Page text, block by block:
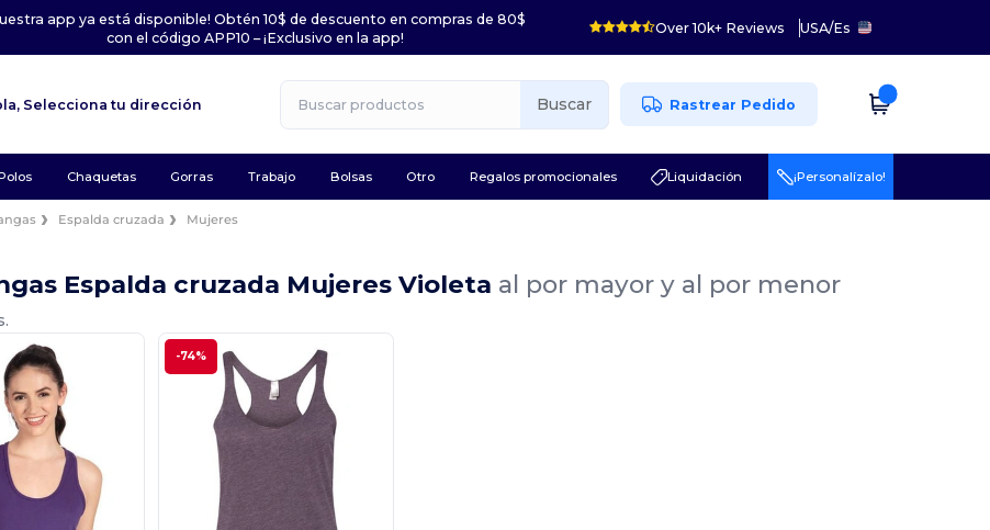
app ya está disponible! Obtén 10$ de descuento en compras de 80$
con el código APP10 – ¡Exclusivo en la app!
Over 10k+ Reviews USA/Es
Selecciona tu dirección Buscar Rastrear Pedido
Chaquetas Gorras Trabajo Bolsas Otro Regalos promocionales Liquidación ¡Personalízalo!
Espalda cruzada Mujeres
Espalda cruzada Mujeres Violeta al por mayor y al por menor
-74%